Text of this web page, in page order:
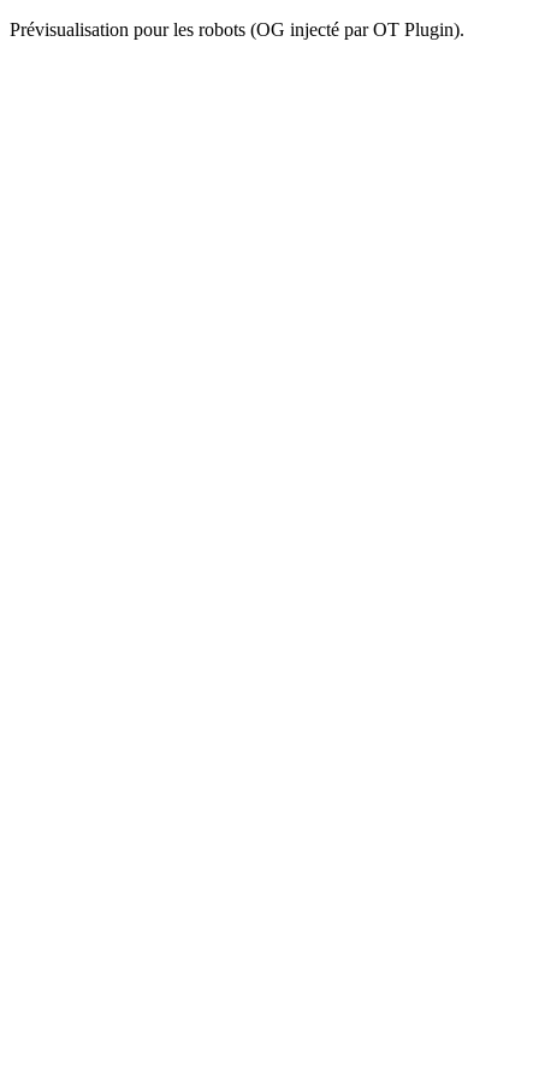
Prévisualisation pour les robots (OG injecté par OT Plugin).